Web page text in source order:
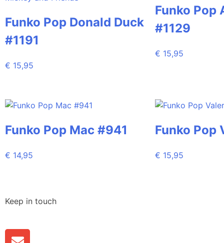
Funko Pop Donald Duck
#1191
€ 15,95
Funko Pop
#1129
€ 15,95
Funko Pop Mac #941
€ 14,95
Funko Pop
€ 15,95
Keep in touch